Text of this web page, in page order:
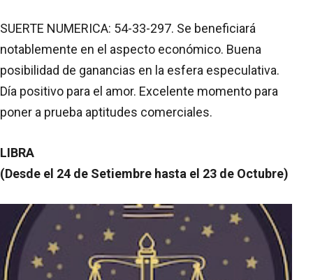
SUERTE NUMERICA: 54-33-297. Se beneficiará
notablemente en el aspecto económico. Buena
posibilidad de ganancias en la esfera especulativa.
Día positivo para el amor. Excelente momento para
poner a prueba aptitudes comerciales.
LIBRA
(Desde el 24 de Setiembre hasta el 23 de Octubre)